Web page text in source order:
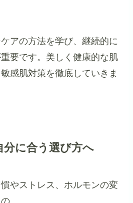
アの方法を学び、継続的に
要です。美しく健康的な肌
感肌対策を徹底していきま
に合う選び方へ
やストレス、ホルモンの変
。